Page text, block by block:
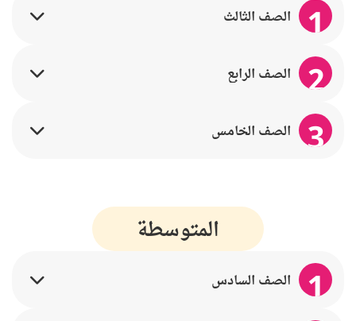
1 الصف الثالث
2 الصف الرابع
3 الصف الخامس
المتوسطة
1 الصف السادس